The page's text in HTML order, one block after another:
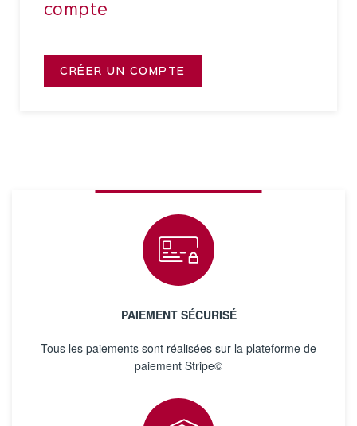
compte
CRÉER UN COMPTE
PAIEMENT SÉCURISÉ
Tous les paiements sont réalisées sur la plateforme de
paiement Stripe©